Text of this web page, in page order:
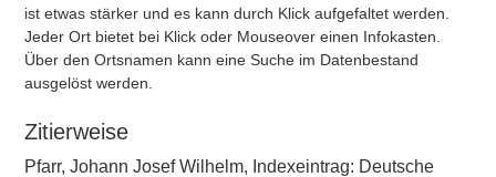
ist etwas stärker und es kann durch Klick aufgefaltet werden.
Jeder Ort bietet bei Klick oder Mouseover einen Infokasten.
Über den Ortsnamen kann eine Suche im Datenbestand
ausgelöst werden.
Zitierweise
Pfarr, Johann Josef Wilhelm, Indexeintrag: Deutsche